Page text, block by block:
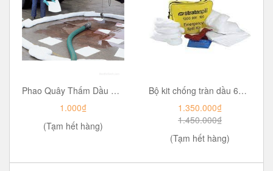
Phao Quây Thấm Dầu ULTRA FILTER OAS-7612
1.000₫
(Tạm hết hàng)
Bộ kit chống tràn dầu 60 lít
1.350.000₫
1.450.000₫
(Tạm hết hàng)